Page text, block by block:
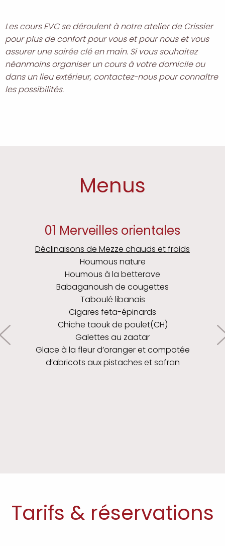
Les cours EVC se déroulent à notre atelier de Crissier
pour plus de confort pour vous et pour nous et vous
assurer une soirée clé en main. Si vous souhaitez
néanmoins organiser un cours à votre domicile ou
dans un lieu extérieur, contactez-nous pour connaître
les possibilités.
Menus
01 Merveilles orientales
Déclinaisons de Mezze chauds et froids
Houmous nature
Houmous à la betterave
Babaganoush de cougettes
Taboulé libanais
Cigares feta-épinards
Chiche taouk de poulet(CH)
Galettes au zaatar
Glace à la fleur d’oranger et compotée
d’abricots aux pistaches et safran
Tarifs & réservations